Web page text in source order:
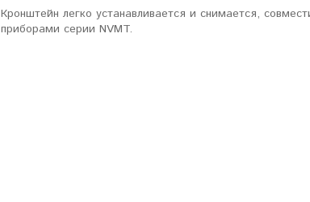
Кронштейн легко устанавливается и снимается,
приборами серии NVMT.